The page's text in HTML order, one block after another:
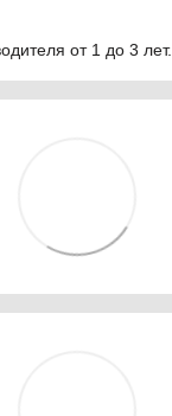
от 1 до 3 лет.